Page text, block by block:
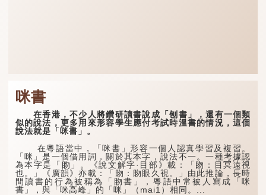
咪書
在香港，不少人將鑽研讀書說成「刨書」，還有一個類
似的說法，更多用來形容學生應付考試時溫書的情況，這個
說法就是「咪書」。
在粵語當中，「咪書」形容一個人認真學習及複習。
「咪」是一個借用詞，關於其本字，說法不一。一種考據認
為本字是「䀛」。《說文解字·目部》載：「䀛：目冥遠視
也。」《廣韻》亦載：「䀛：䀛眼久視。」由此推論，長時
間讀書的行為被稱為「䀛書」，粵語中常被人寫成「咪
書」，與「咪高峰」的「咪」（mai1）相同。...